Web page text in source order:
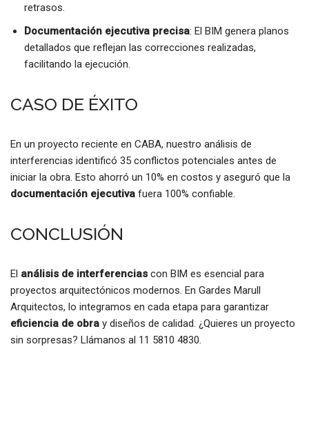
retrasos.
Documentación ejecutiva precisa: El BIM genera planos
detallados que reflejan las correcciones realizadas,
facilitando la ejecución.
CASO DE ÉXITO
En un proyecto reciente en CABA, nuestro análisis de
interferencias identificó 35 conflictos potenciales antes de
iniciar la obra. Esto ahorró un 10% en costos y aseguró que la
documentación ejecutiva fuera 100% confiable.
CONCLUSIÓN
El análisis de interferencias con BIM es esencial para
proyectos arquitectónicos modernos. En Gardes Marull
Arquitectos, lo integramos en cada etapa para garantizar
eficiencia de obra y diseños de calidad. ¿Quieres un proyecto
sin sorpresas? Llámanos al 11 5810 4830.